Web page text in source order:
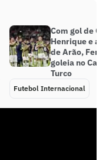
Com gol de
Henrique e
de Arão,
goleia no
Turco
Futebol Internacional